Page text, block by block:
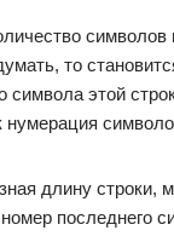
символов
то
символа этой
нумерация
длину строки,
последнего